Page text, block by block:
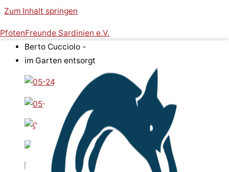
Zum Inhalt springen
PfotenFreunde Sardinien e.V.
Berto Cucciolo -
im Garten entsorgt